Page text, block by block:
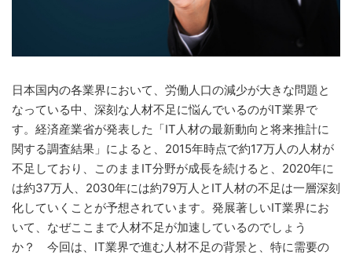
日本国内の各業界において、労働人口の減少が大きな問題と
なっている中、深刻な人材不足に悩んでいるのがIT業界で
す。経済産業省が発表した「IT人材の最新動向と将来推計に
関する調査結果」によると、2015年時点で約17万人の人材が
不足しており、このままIT分野が成長を続けると、2020年に
は約37万人、2030年には約79万人とIT人材の不足は一層深刻
化していくことが予想されています。発展著しいIT業界にお
いて、なぜここまで人材不足が加速しているのでしょう
か？ 今回は、IT業界で進む人材不足の背景と、特に需要の